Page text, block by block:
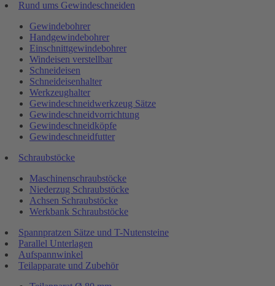
Rund ums Gewindeschneiden
Gewindebohrer
Handgewindebohrer
Einschnittgewindebohrer
Windeisen verstellbar
Schneideisen
Schneideisenhalter
Werkzeughalter
Gewindeschneidwerkzeug Sätze
Gewindeschneidvorrichtung
Gewindeschneidköpfe
Gewindeschneidfutter
Schraubstöcke
Maschinenschraubstöcke
Niederzug Schraubstöcke
Achsen Schraubstöcke
Werkbank Schraubstöcke
Spannpratzen Sätze und T-Nutensteine
Parallel Unterlagen
Aufspannwinkel
Teilapparate und Zubehör